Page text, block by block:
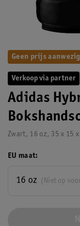
Verkoop via partner
Adidas
Zwart, 16 oz, 35 x 15 x
Geen prijs aanwezig
EU maat
(Niet op
16 oz